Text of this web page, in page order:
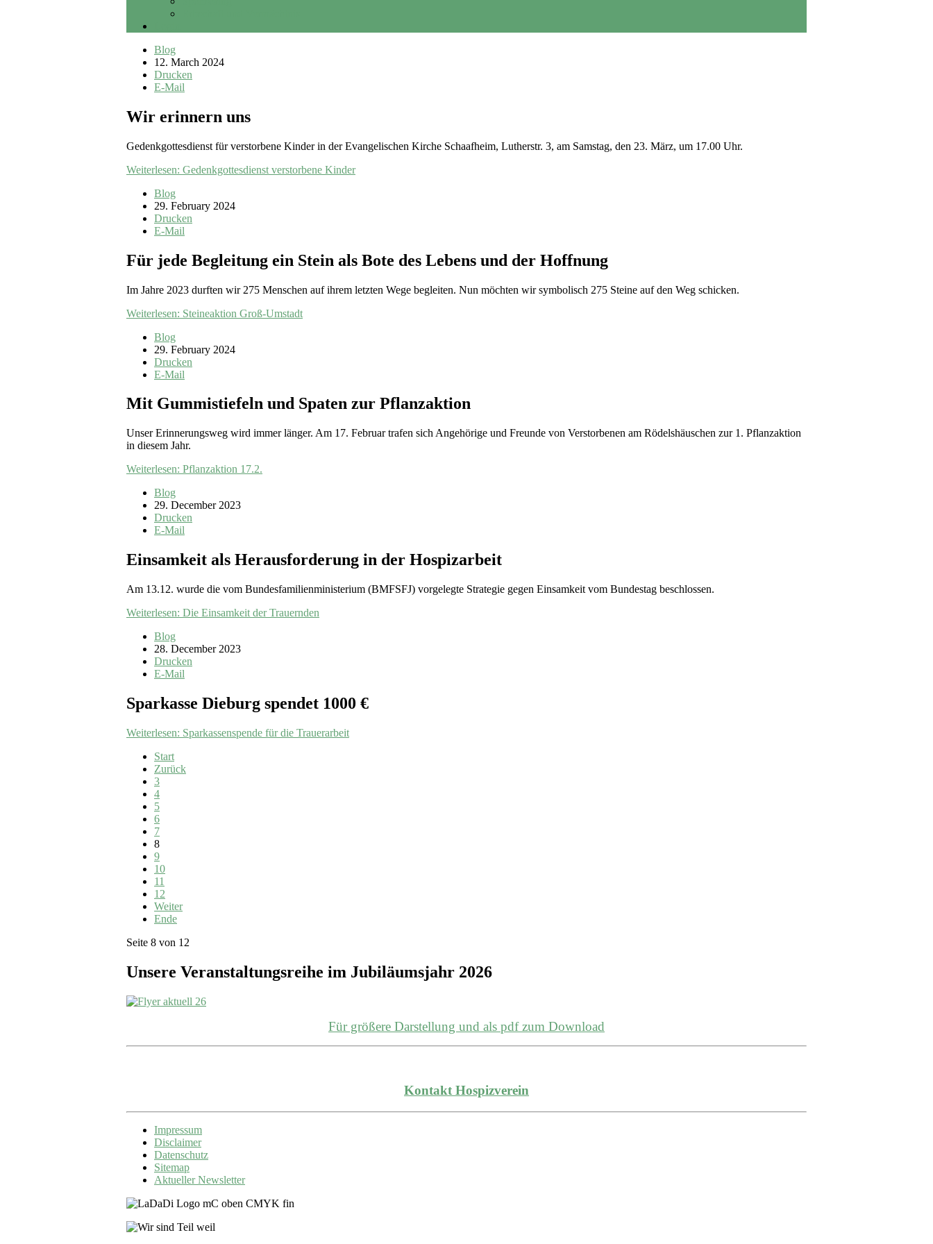
Blog
12. March 2024
Drucken
E-Mail
Wir erinnern uns
Gedenkgottesdienst für verstorbene Kinder in der Evangelischen Kirche Schaafheim, Lutherstr. 3, am Samstag, den 23. März, um 17.00 Uhr.
Weiterlesen: Gedenkgottesdienst verstorbene Kinder
Blog
29. February 2024
Drucken
E-Mail
Für jede Begleitung ein Stein als Bote des Lebens und der Hoffnung
Im Jahre 2023 durften wir 275 Menschen auf ihrem letzten Wege begleiten. Nun möchten wir symbolisch 275 Steine auf den Weg schicken.
Weiterlesen: Steineaktion Groß-Umstadt
Blog
29. February 2024
Drucken
E-Mail
Mit Gummistiefeln und Spaten zur Pflanzaktion
Unser Erinnerungsweg wird immer länger. Am 17. Februar trafen sich Angehörige und Freunde von Verstorbenen am Rödelshäuschen zur 1. Pflanzaktion
in diesem Jahr.
Weiterlesen: Pflanzaktion 17.2.
Blog
29. December 2023
Drucken
E-Mail
Einsamkeit als Herausforderung in der Hospizarbeit
Am 13.12. wurde die vom Bundesfamilienministerium (BMFSFJ) vorgelegte Strategie gegen Einsamkeit vom Bundestag beschlossen.
Weiterlesen: Die Einsamkeit der Trauernden
Blog
28. December 2023
Drucken
E-Mail
Sparkasse Dieburg spendet 1000 €
Weiterlesen: Sparkassenspende für die Trauerarbeit
Start
Zurück
3
4
5
6
7
8
9
10
11
12
Weiter
Ende
Seite 8 von 12
Unsere Veranstaltungsreihe im Jubiläumsjahr 2026
Für größere Darstellung und als pdf zum Download
Kontakt Hospizverein
Impressum
Disclaimer
Datenschutz
Sitemap
Aktueller Newsletter